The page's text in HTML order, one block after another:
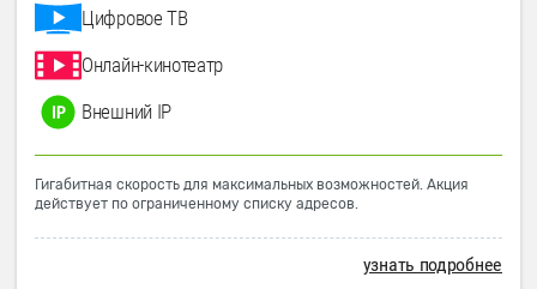
Цифровое ТВ
Онлайн-кинотеатр
Внешний IP
Гигабитная скорость для максимальных возможностей. Акция
действует по ограниченному списку адресов.
узнать подробнее